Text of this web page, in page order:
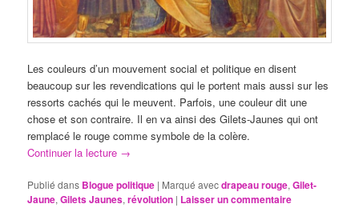
Les couleurs d’un mouvement social et politique en disent
beaucoup sur les revendications qui le portent mais aussi sur les
ressorts cachés qui le meuvent. Parfois, une couleur dit une
chose et son contraire. Il en va ainsi des Gilets-Jaunes qui ont
remplacé le rouge comme symbole de la colère.
Continuer la lecture →
Publié dans Blogue politique | Marqué avecdrapeau rouge,Gilet-
Jaune,Gilets Jaunes,révolution | Laisser un commentaire